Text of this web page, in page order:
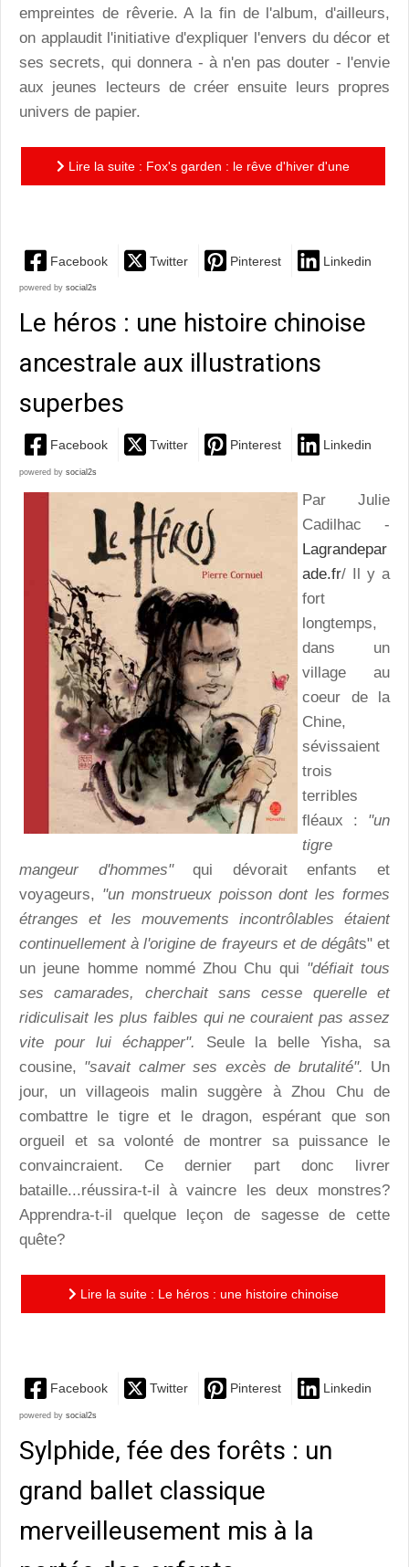
empreintes de rêverie. A la fin de l'album, d'ailleurs,
on applaudit l'initiative d'expliquer l'envers du décor et
ses secrets, qui donnera - à n'en pas douter - l'envie
aux jeunes lecteurs de créer ensuite leurs propres
univers de papier.
Lire la suite : Fox's garden : le rêve d'hiver d'une
Facebook Twitter Pinterest Linkedin
powered by social2s
Le héros : une histoire chinoise
ancestrale aux illustrations
superbes
Facebook Twitter Pinterest Linkedin
powered by social2s
Par Julie
Cadilhac -
Lagrandepar
ade.fr/ Il y a
fort
longtemps,
dans un
village au
coeur de la
Chine,
sévissaient
trois
terribles
fléaux : "un
tigre
mangeur d'hommes"qui dévorait enfants et
voyageurs, "un monstrueux poisson dont les formes
étranges et les mouvements incontrôlables étaient
continuellement à l'origine de frayeurs et de dégâts" et
un jeune homme nommé Zhou Chu qui "défiait tous
ses camarades, cherchait sans cesse querelle et
ridiculisait les plus faibles qui ne couraient pas assez
vite pour lui échapper". Seule la belle Yisha, sa
cousine, "savait calmer ses excès de brutalité". Un
jour, un villageois malin suggère à Zhou Chu de
combattre le tigre et le dragon, espérant que son
orgueil et sa volonté de montrer sa puissance le
convaincraient. Ce dernier part donc livrer
bataille...réussira-t-il à vaincre les deux monstres?
Apprendra-t-il quelque leçon de sagesse de cette
quête?
Lire la suite : Le héros : une histoire chinoise
Facebook Twitter Pinterest Linkedin
powered by social2s
Sylphide, fée des forêts : un
grand ballet classique
merveilleusement mis à la